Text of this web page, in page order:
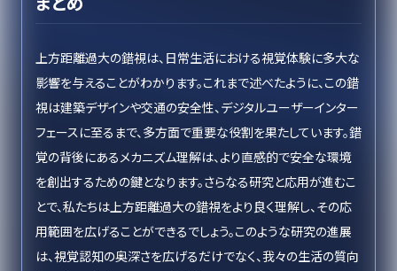
上方距離過大の錯視は、日常生活における視覚体験に多大な
影響を与えることがわかります。これまで述べたように、この錯
視は建築デザインや交通の安全性、デジタルユーザーインター
フェースに至るまで、多方面で重要な役割を果たしています。錯
覚の背後にあるメカニズム理解は、より直感的で安全な環境
を創出するための鍵となります。さらなる研究と応用が進むこ
とで、私たちは上方距離過大の錯視をより良く理解し、その応
用範囲を広げることができるでしょう。このような研究の進展
は、視覚認知の奥深さを広げるだけでなく、我々の生活の質向